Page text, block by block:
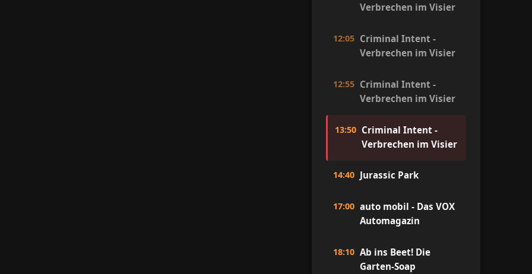
Verbrechen im Visier
12:05 Criminal Intent -
Verbrechen im Visier
12:55 Criminal Intent -
Verbrechen im Visier
13:50 Criminal Intent -
Verbrechen im Visier
14:40 Jurassic Park
17:00 auto mobil - Das VOX
Automagazin
18:10 Ab ins Beet! Die
Garten-Soap